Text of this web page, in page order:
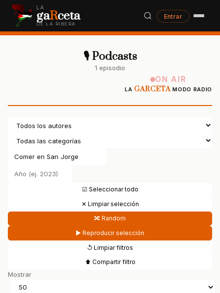
LA
gaRceta
DE LA RIBERA
Entrar
🎙 Podcasts
1 episodio
ON AIR
LA GARCETAMODO RADIO
☑ Seleccionar todo
✕ Limpiar selección
🔀 Random
▶ Reproducir selección
↺ Limpiar filtros
⬆ Compartir filtro
Mostrar